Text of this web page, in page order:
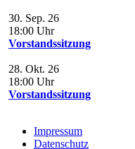
30. Sep. 26
18:00 Uhr
Vorstandssitzung
28. Okt. 26
18:00 Uhr
Vorstandssitzung
Impressum
Datenschutz